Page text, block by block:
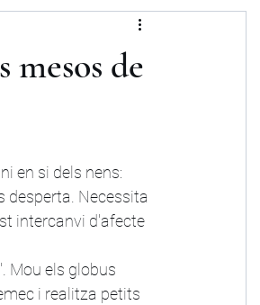
mesos de
en si dels nens:
desperta. Necessita
intercanvi d'afecte
Mou els globus
i realitza petits